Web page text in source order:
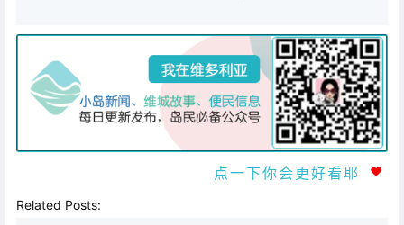
点一下你会更好看耶
Related Posts: